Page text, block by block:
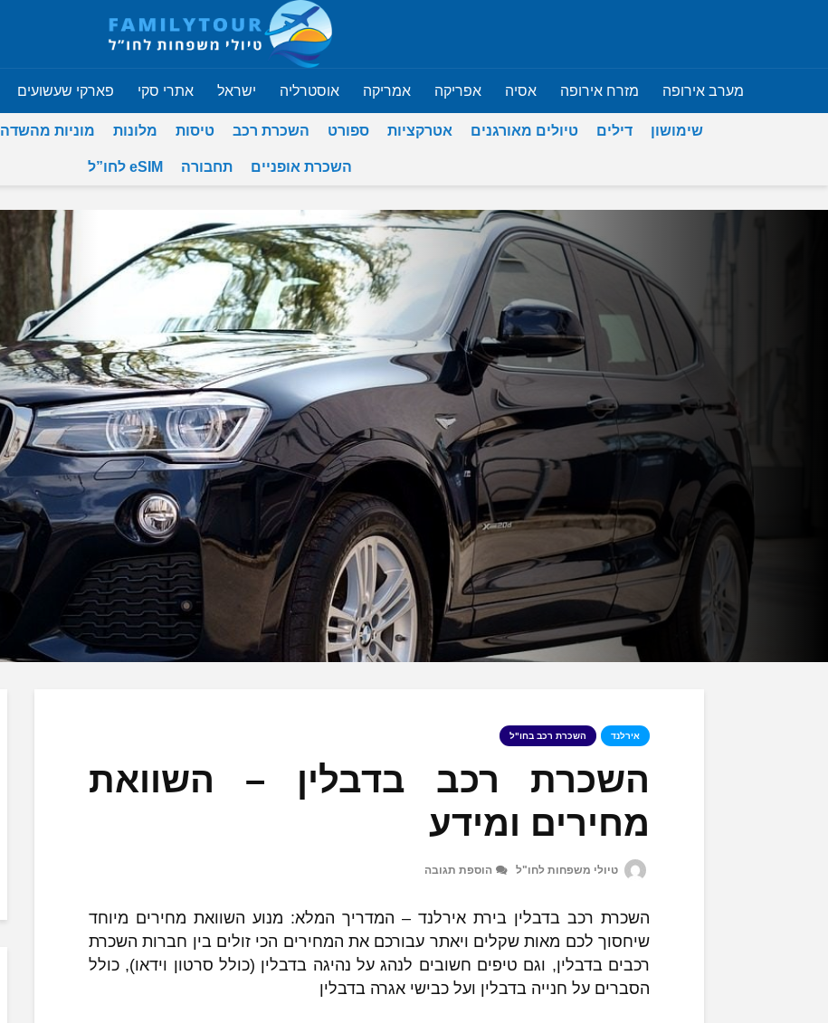
מערב אירופה מזרח אירופה אסיה אפריקה אמריקה אוסטרליה ישראל אתרי סקי פארקי שעשועים
שימושון דילים טיולים מאורגנים אטרקציות ספורט השכרת רכב טיסות מלונות מוניות מהשדה
השכרת אופניים תחבורה eSIM לחו”ל
אירלנד השכרת רכב בחו"ל
השכרת רכב בדבלין – השוואת
מחירים ומידע
טיולי משפחות לחו"ל הוספת תגובה
השכרת רכב בדבלין בירת אירלנד – המדריך המלא: מנוע השוואת מחירים מיוחד
שיחסוך לכם מאות שקלים ויאתר עבורכם את המחירים הכי זולים בין חברות השכרת
רכבים בדבלין, וגם טיפים חשובים לנהג על נהיגה בדבלין (כולל סרטון וידאו), כולל
הסברים על חנייה בדבלין ועל כבישי אגרה בדבלין